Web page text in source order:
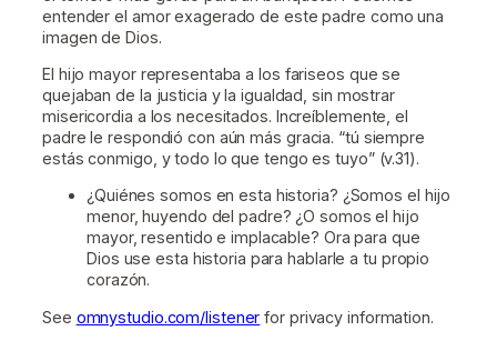
entender el amor exagerado de este padre como una
imagen de Dios.
El hijo mayor representaba a los fariseos que se
quejaban de la justicia y la igualdad, sin mostrar
misericordia a los necesitados. Increíblemente, el
padre le respondió con aún más gracia. “tú siempre
estás conmigo, y todo lo que tengo es tuyo” (v.31).
¿Quiénes somos en esta historia? ¿Somos el hijo
menor, huyendo del padre? ¿O somos el hijo
mayor, resentido e implacable? Ora para que
Dios use esta historia para hablarle a tu propio
corazón.
See omnystudio.com/listener for privacy information.